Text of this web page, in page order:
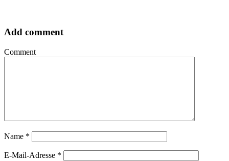
Add comment
Comment
Name *
E-Mail-Adresse *